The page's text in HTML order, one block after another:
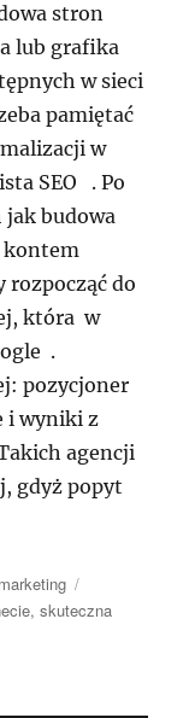
stron
lub grafika
w sieci
pamiętać
w
SEO . Po
jak budowa
rozpocząć do
która w
.
pozycjoner
i wyniki z
agencji
gdyż popyt
,skuteczna